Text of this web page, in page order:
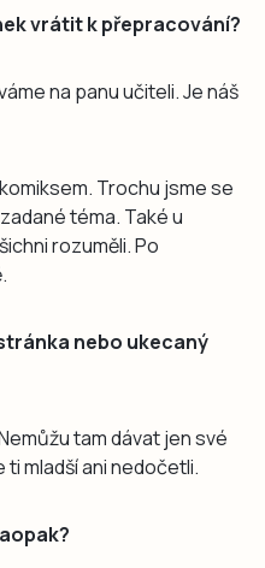
vrátit k přepracování?
na panu učiteli. Je náš
Trochu jsme se
téma. Také u
rozuměli. Po
nebo ukecaný
tam dávat jen své
mladší ani nedočetli.